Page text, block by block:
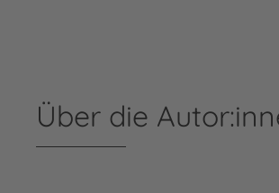
Über die